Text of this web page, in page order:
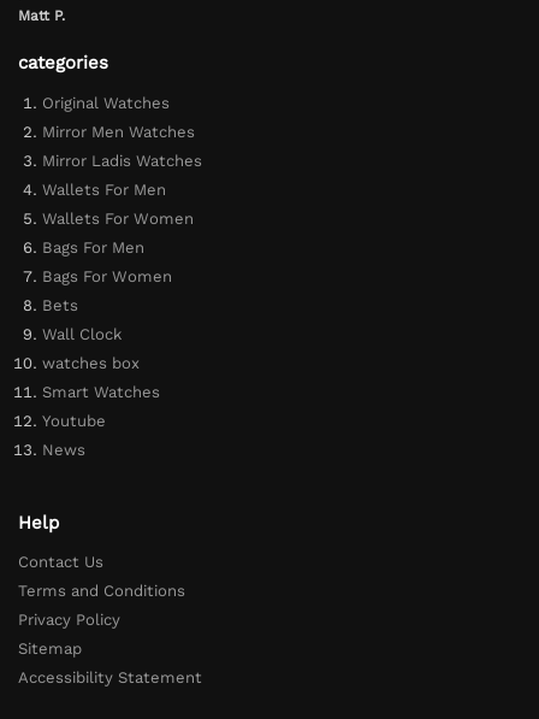
Matt P.
categories
Original Watches
Mirror Men Watches
Mirror Ladis Watches
Wallets For Men
Wallets For Women
Bags For Men
Bags For Women
Bets
Wall Clock
watches box
Smart Watches
Youtube
News
Help
Contact Us
Terms and Conditions
Privacy Policy
Sitemap
Accessibility Statement